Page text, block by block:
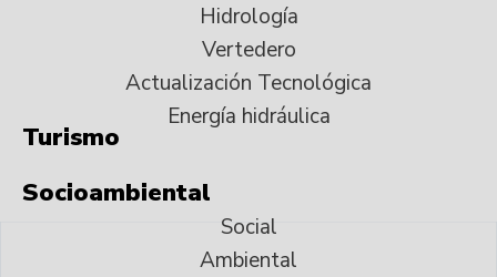
Hidrología
Vertedero
Actualización Tecnológica
Energía hidráulica
Turismo
Socioambiental
Social
Ambiental